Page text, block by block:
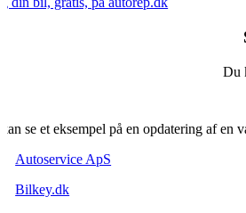
Du
se et eksempel på en opdatering af en
Autoservice ApS
Bilkey.dk